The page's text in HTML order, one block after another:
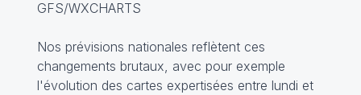
GFS/WXCHARTS
Nos prévisions nationales reflètent ces
changements brutaux, avec pour exemple
l'évolution des cartes expertisées entre lundi et